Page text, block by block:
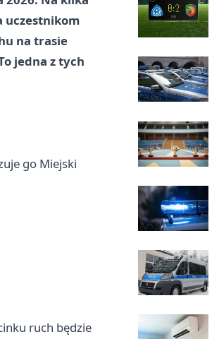
uczestnikom
na trasie
jedna z tych
go Miejski
ruch będzie